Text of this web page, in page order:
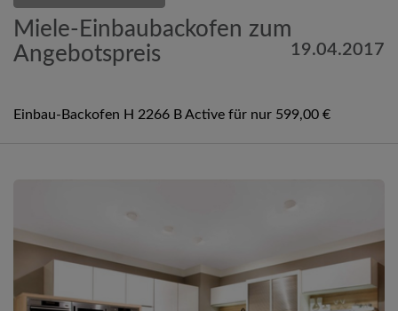
Miele-Einbaubackofen zum
Angebotspreis
19.04.2017
Einbau-Backofen H 2266 B Active für nur 599,00 €